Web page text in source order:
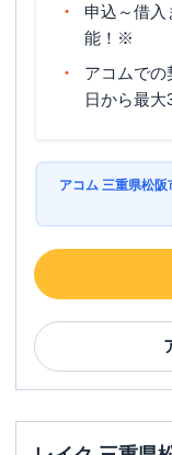
申込～借入
能！※
アコムでの
日から最大
アコム 三重県松